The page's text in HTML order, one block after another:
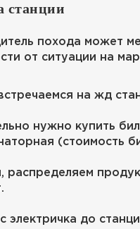
станции
похода может
от ситуации на
на жд
нужно купить
(стоимость
распределяем
электричка до